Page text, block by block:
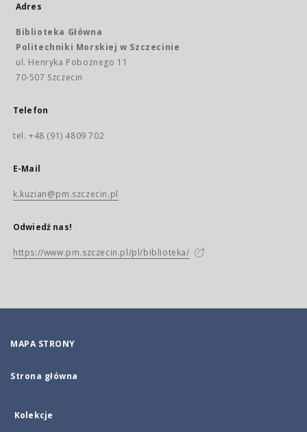
Adres
Biblioteka Główna
Politechniki Morskiej w Szczecinie
ul. Henryka Pobożnego 11
70-507 Szczecin
Telefon
tel. +48 (91) 4809 702
E-Mail
k.kuzian@pm.szczecin.pl
Odwiedź nas!
https://www.pm.szczecin.pl/pl/biblioteka/
MAPA STRONY
Strona główna
Kolekcje